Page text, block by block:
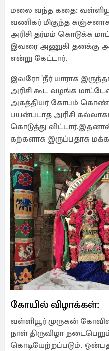
மலை வந்த கதை:
வணிகர் மிகுந்த கஞ்சனாக
அரிசி தர்மம் கொடுக்க
இவரை அணுகி தனக்கு
என்று கேட்டார்.
இவரோ 'நீர் யாராக
அரிசி கூட வழங்க
அகத்தியர் கோபம்
பயன்படாத அரிசி
கொடுத்து
கற்களாக இருப்பதாக
கோயில் விழாக்கள்:
வள்ளியூர் முருகன்
நாள் திருவிழா
கொடியேற்றப்படும்.